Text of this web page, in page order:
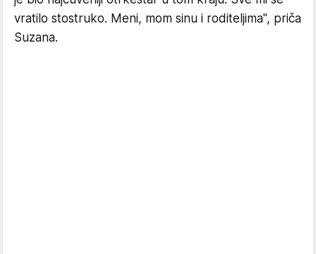
vratilo stostruko. Meni, mom sinu i roditeljima", priča
Suzana.